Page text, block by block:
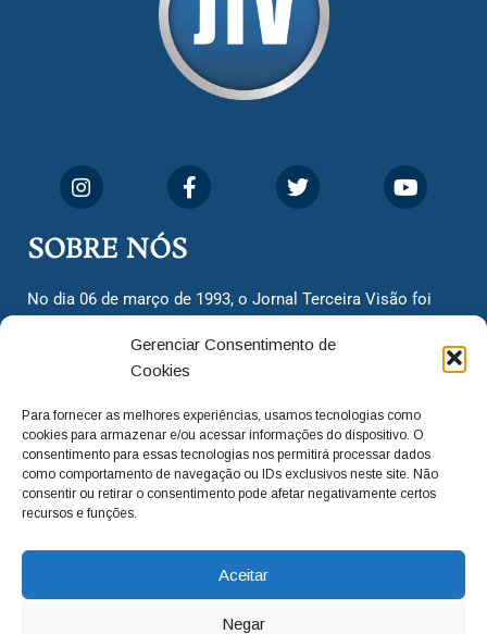
Gerenciar Consentimento de
Cookies
Para fornecer as melhores experiências, usamos tecnologias como
cookies para armazenar e/ou acessar informações do dispositivo. O
consentimento para essas tecnologias nos permitirá processar dados
como comportamento de navegação ou IDs exclusivos neste site. Não
consentir ou retirar o consentimento pode afetar negativamente certos
recursos e funções.
Aceitar
Negar
SOBRE NÓS
No dia 06 de março de 1993, o Jornal Terceira Visão foi
cidadãos valinhenses, já que naquela época só existiam
dois jornais. Há mais de 30 anos, o jornal continua
com o foco de trazer as melhores notícias. Nunca
deixamos de lado as necessidades do cidadão, sempre
questionando os órgãos públicos em busca de melhorias
para a cidade e sempre cobrando resoluções para casos
adm@jtv.com.br (19) 3929-6225